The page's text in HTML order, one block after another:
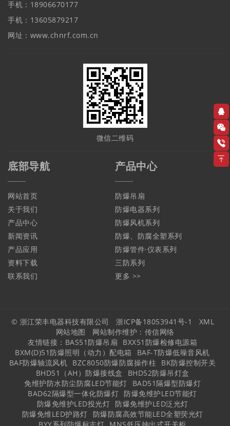
手机：18906670177
手机：13605879217
网址：www.chnrf.com.cn
微信二维码
产品中心
防爆吊扇
防爆电器系列
防爆风机系列
防爆、防腐全塑系列
防爆管件·仪表系列
三防系列
更多 >>
底部导航
网站首页
关于我们
产品中心
新闻资讯
产品应用
资料下载
联系我们
© 浙江荣丰电器科技有限公司浙ICP备18053941号-1
XML
网站地图 网站制作维护： 传信网络
友情链接： BAS51防爆吊扇
BXX51防爆检修电源箱
BXM(D)51防爆照明（动力）配电箱
BAF-T防爆低噪音风机
BAF防爆轴流风机 BZC8050防爆防腐操作柱
BK防爆控制开关
BHD51（AH）防爆接线盒
BHD52防爆吊灯盒
免维护防水防尘防腐LED节能灯
BAD51隔爆型防爆灯
BAD62隔爆型一体化防爆灯 防爆免维护LED节能灯
防爆免维护LED投光灯 防爆免维护LED泛光灯
防爆免维LED护路灯
防爆防腐高效节能LED全塑荧光灯